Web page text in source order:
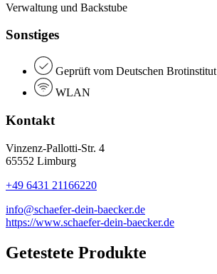
Verwaltung und Backstube
Sonstiges
Geprüft vom Deutschen Brotinstitut
WLAN
Kontakt
Vinzenz-Pallotti-Str. 4
65552 Limburg
+49 6431 21166220
info@schaefer-dein-baecker.de
https://www.schaefer-dein-baecker.de
Getestete Produkte